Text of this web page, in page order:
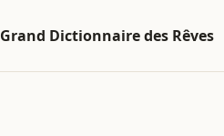
Grand Dictionnaire des Rêves